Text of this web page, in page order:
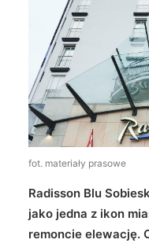
Wyszukiwanie
fot. materiały prasowe
Radisson Blu
jako jedna z ikon
remoncie elewację.